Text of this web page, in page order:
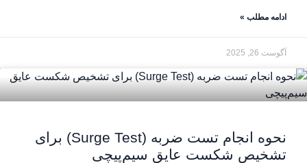
ادامه مطلب »
آگوست 26, 2025
نحوه انجام تست ضربه (Surge Test) برای
تشخیص شکست عایق سیم‌پیچی